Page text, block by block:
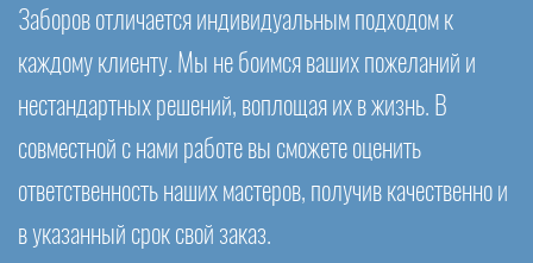
Заборов отличается индивидуальным подходом к
каждому клиенту. Мы не боимся ваших пожеланий и
нестандартных решений, воплощая их в жизнь. В
совместной с нами работе вы сможете оценить
ответственность наших мастеров, получив качественно и
в указанный срок свой заказ.